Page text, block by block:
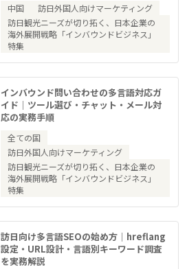
中国
訪日外国人向けマーケティング
訪日観光ニーズが切り拓く、日本企業の
海外展開戦略「インバウンドビジネス」
特集
インバウンド問い合わせの多言語対応ガ
イド｜ツール選び・チャット・メール対
応の実務手順
全ての国
訪日外国人向けマーケティング
訪日観光ニーズが切り拓く、日本企業の
海外展開戦略「インバウンドビジネス」
特集
訪日向け多言語SEOの始め方｜hreflang
設定・URL設計・言語別キーワード調査
を実務解説